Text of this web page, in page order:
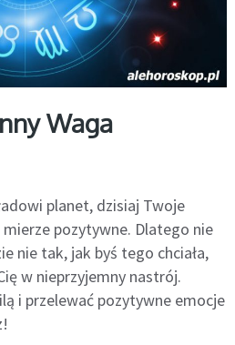
Waga
planet, dzisiaj Twoje
pozytywne. Dlatego nie
nie tak, jak byś tego chciała,
w nieprzyjemny nastrój.
i przelewać pozytywne emocje